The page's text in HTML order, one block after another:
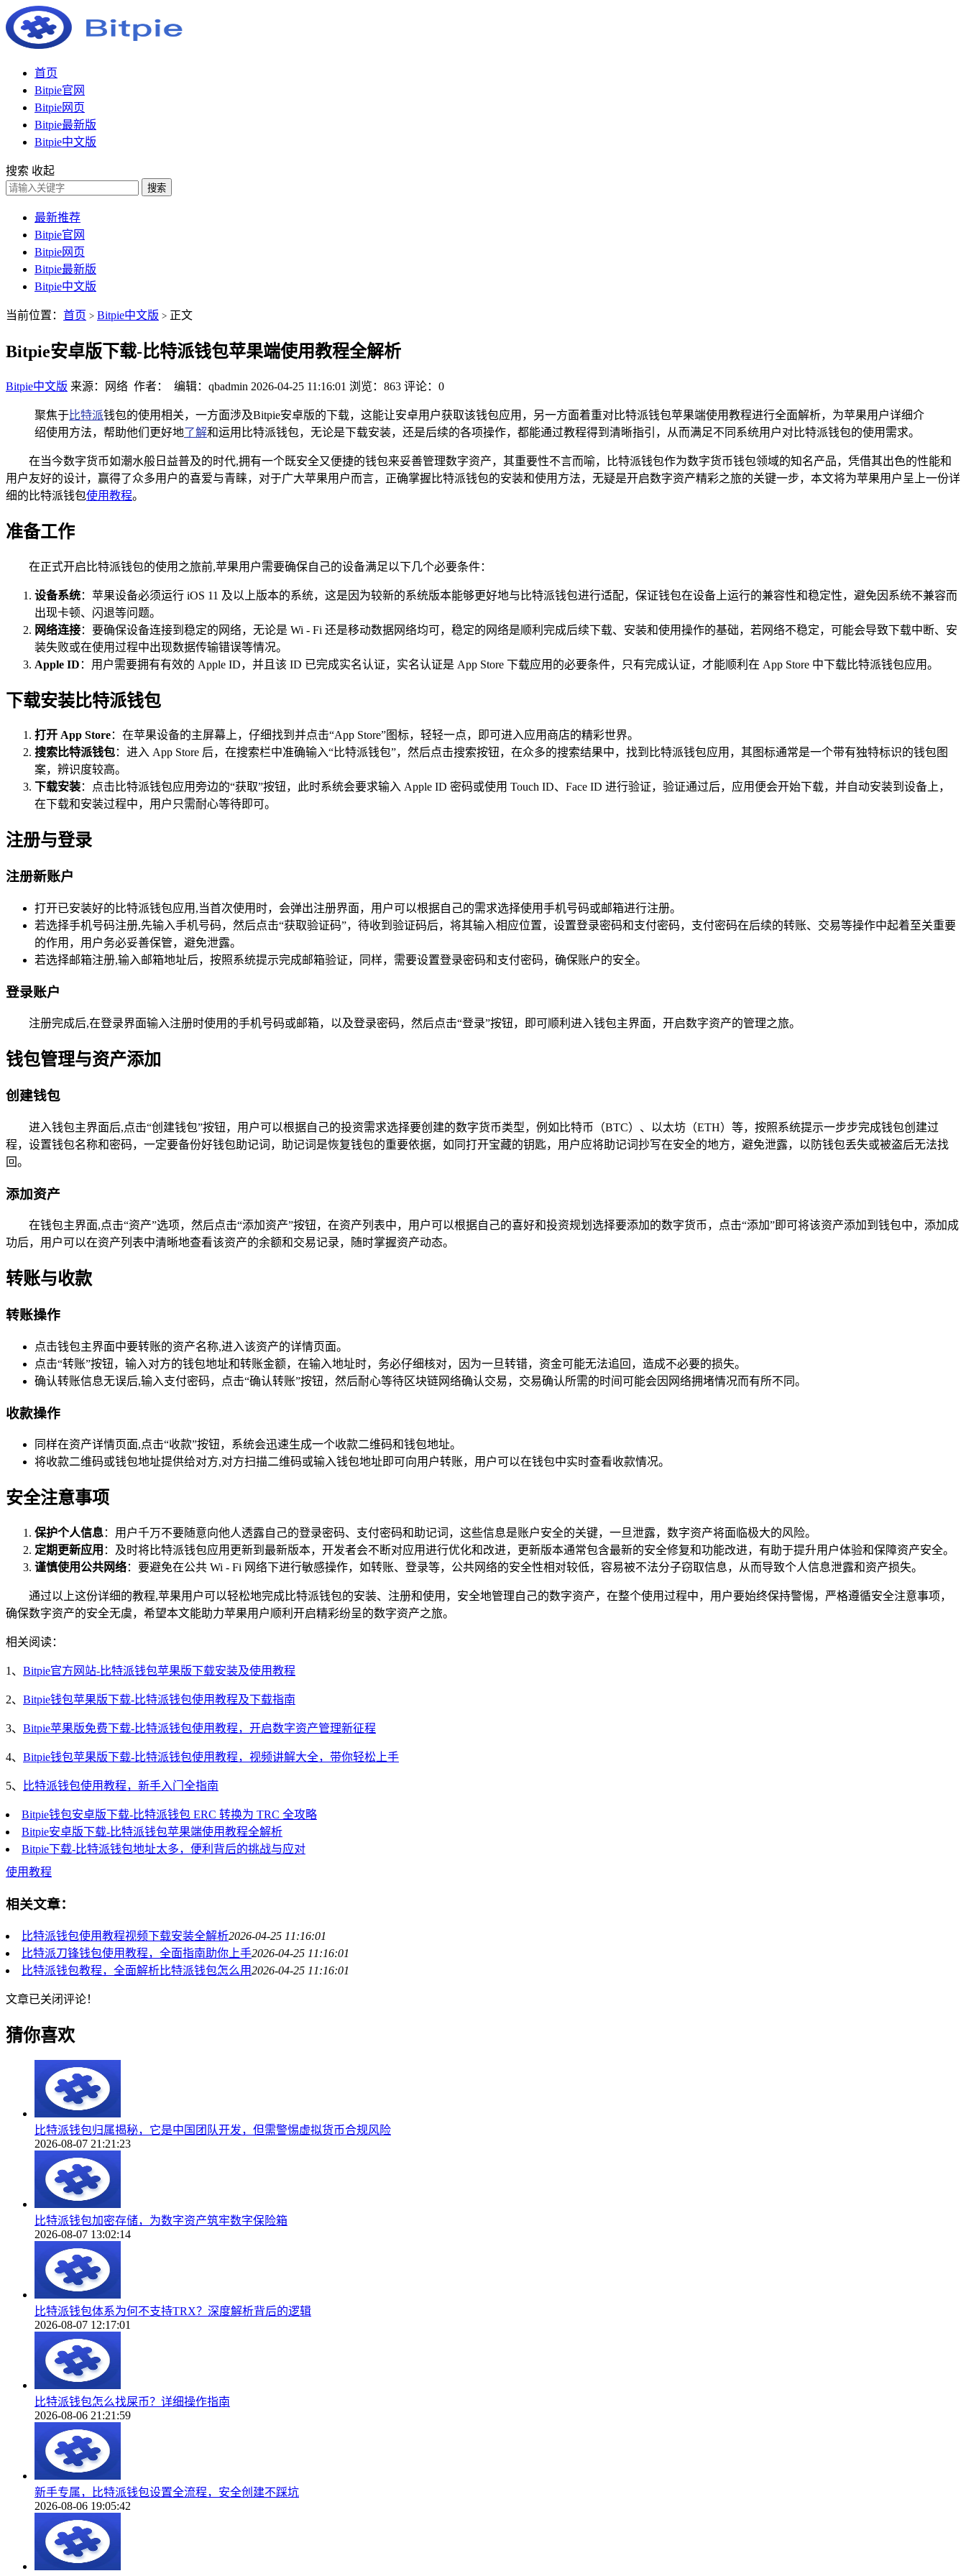
首页
Bitpie官网
Bitpie网页
Bitpie最新版
Bitpie中文版
搜索 收起
搜索
最新推荐
Bitpie官网
Bitpie网页
Bitpie最新版
Bitpie中文版
当前位置： 首页 > Bitpie中文版 > 正文
Bitpie安卓版下载-比特派钱包苹果端使用教程全解析
Bitpie中文版 来源：网络 作者： 编辑：qbadmin 2026-04-25 11:16:01 浏览：863 评论：0
聚焦于比特派钱包的使用相关，一方面涉及Bitpie安卓版的下载，这能让安卓用户获取该钱包应用，另一方面着重对比特派钱包苹果端使用教程进行全面解析，为苹果用户详细介
绍使用方法，帮助他们更好地了解和运用比特派钱包，无论是下载安装，还是后续的各项操作，都能通过教程得到清晰指引，从而满足不同系统用户对比特派钱包的使用需求。
在当今数字货币如潮水般日益普及的时代,拥有一个既安全又便捷的钱包来妥善管理数字资产，其重要性不言而喻，比特派钱包作为数字货币钱包领域的知名产品，凭借其出色的性能和
用户友好的设计，赢得了众多用户的喜爱与青睐，对于广大苹果用户而言，正确掌握比特派钱包的安装和使用方法，无疑是开启数字资产精彩之旅的关键一步，本文将为苹果用户呈上一份详
细的比特派钱包使用教程。
准备工作
在正式开启比特派钱包的使用之旅前,苹果用户需要确保自己的设备满足以下几个必要条件：
设备系统：苹果设备必须运行 iOS 11 及以上版本的系统，这是因为较新的系统版本能够更好地与比特派钱包进行适配，保证钱包在设备上运行的兼容性和稳定性，避免因系统不兼容而
出现卡顿、闪退等问题。
网络连接：要确保设备连接到稳定的网络，无论是 Wi - Fi 还是移动数据网络均可，稳定的网络是顺利完成后续下载、安装和使用操作的基础，若网络不稳定，可能会导致下载中断、安
装失败或在使用过程中出现数据传输错误等情况。
Apple ID ：用户需要拥有有效的 Apple ID，并且该 ID 已完成实名认证，实名认证是 App Store 下载应用的必要条件，只有完成认证，才能顺利在 App Store 中下载比特派钱包应用。
下载安装比特派钱包
打开 App Store：在苹果设备的主屏幕上，仔细找到并点击“App Store”图标，轻轻一点，即可进入应用商店的精彩世界。
搜索比特派钱包：进入 App Store 后，在搜索栏中准确输入“比特派钱包”，然后点击搜索按钮，在众多的搜索结果中，找到比特派钱包应用，其图标通常是一个带有独特标识的钱包图
案，辨识度较高。
下载安装：点击比特派钱包应用旁边的“获取”按钮，此时系统会要求输入 Apple ID 密码或使用 Touch ID、Face ID 进行验证，验证通过后，应用便会开始下载，并自动安装到设备上，
在下载和安装过程中，用户只需耐心等待即可。
注册与登录
注册新账户
打开已安装好的比特派钱包应用,当首次使用时，会弹出注册界面，用户可以根据自己的需求选择使用手机号码或邮箱进行注册。
若选择手机号码注册,先输入手机号码，然后点击“获取验证码”，待收到验证码后，将其输入相应位置，设置登录密码和支付密码，支付密码在后续的转账、交易等操作中起着至关重要
的作用，用户务必妥善保管，避免泄露。
若选择邮箱注册,输入邮箱地址后，按照系统提示完成邮箱验证，同样，需要设置登录密码和支付密码，确保账户的安全。
登录账户
注册完成后,在登录界面输入注册时使用的手机号码或邮箱，以及登录密码，然后点击“登录”按钮，即可顺利进入钱包主界面，开启数字资产的管理之旅。
钱包管理与资产添加
创建钱包
进入钱包主界面后,点击“创建钱包”按钮，用户可以根据自己的投资需求选择要创建的数字货币类型，例如比特币（BTC）、以太坊（ETH）等，按照系统提示一步步完成钱包创建过
程，设置钱包名称和密码，一定要备份好钱包助记词，助记词是恢复钱包的重要依据，如同打开宝藏的钥匙，用户应将助记词抄写在安全的地方，避免泄露，以防钱包丢失或被盗后无法找
回。
添加资产
在钱包主界面,点击“资产”选项，然后点击“添加资产”按钮，在资产列表中，用户可以根据自己的喜好和投资规划选择要添加的数字货币，点击“添加”即可将该资产添加到钱包中，添加成
功后，用户可以在资产列表中清晰地查看该资产的余额和交易记录，随时掌握资产动态。
转账与收款
转账操作
点击钱包主界面中要转账的资产名称,进入该资产的详情页面。
点击“转账”按钮，输入对方的钱包地址和转账金额，在输入地址时，务必仔细核对，因为一旦转错，资金可能无法追回，造成不必要的损失。
确认转账信息无误后,输入支付密码，点击“确认转账”按钮，然后耐心等待区块链网络确认交易，交易确认所需的时间可能会因网络拥堵情况而有所不同。
收款操作
同样在资产详情页面,点击“收款”按钮，系统会迅速生成一个收款二维码和钱包地址。
将收款二维码或钱包地址提供给对方,对方扫描二维码或输入钱包地址即可向用户转账，用户可以在钱包中实时查看收款情况。
安全注意事项
保护个人信息：用户千万不要随意向他人透露自己的登录密码、支付密码和助记词，这些信息是账户安全的关键，一旦泄露，数字资产将面临极大的风险。
定期更新应用 ：及时将比特派钱包应用更新到最新版本，开发者会不断对应用进行优化和改进，更新版本通常包含最新的安全修复和功能改进，有助于提升用户体验和保障资产安全。
谨慎使用公共网络：要避免在公共 Wi - Fi 网络下进行敏感操作，如转账、登录等，公共网络的安全性相对较低，容易被不法分子窃取信息，从而导致个人信息泄露和资产损失。
通过以上这份详细的教程,苹果用户可以轻松地完成比特派钱包的安装、注册和使用，安全地管理自己的数字资产，在整个使用过程中，用户要始终保持警惕，严格遵循安全注意事项，
确保数字资产的安全无虞，希望本文能助力苹果用户顺利开启精彩纷呈的数字资产之旅。
相关阅读：
1、 Bitpie官方网站-比特派钱包苹果版下载安装及使用教程
2、 Bitpie钱包苹果版下载-比特派钱包使用教程及下载指南
3、 Bitpie苹果版免费下载-比特派钱包使用教程，开启数字资产管理新征程
4、 Bitpie钱包苹果版下载-比特派钱包使用教程，视频讲解大全，带你轻松上手
5、 比特派钱包使用教程，新手入门全指南
Bitpie钱包安卓版下载-比特派钱包 ERC 转换为 TRC 全攻略
Bitpie安卓版下载-比特派钱包苹果端使用教程全解析
Bitpie下载-比特派钱包地址太多，便利背后的挑战与应对
使用教程
相关文章：
比特派钱包使用教程视频下载安装全解析2026-04-25 11:16:01
比特派刀锋钱包使用教程，全面指南助你上手2026-04-25 11:16:01
比特派钱包教程，全面解析比特派钱包怎么用2026-04-25 11:16:01
文章已关闭评论！
猜你喜欢
比特派钱包归属揭秘，它是中国团队开发，但需警惕虚拟货币合规风险
2026-08-07 21:21:23
比特派钱包加密存储，为数字资产筑牢数字保险箱
2026-08-07 13:02:14
比特派钱包体系为何不支持TRX？深度解析背后的逻辑
2026-08-07 12:17:01
比特派钱包怎么找屎币？详细操作指南
2026-08-06 21:21:59
新手专属，比特派钱包设置全流程，安全创建不踩坑
2026-08-06 19:05:42